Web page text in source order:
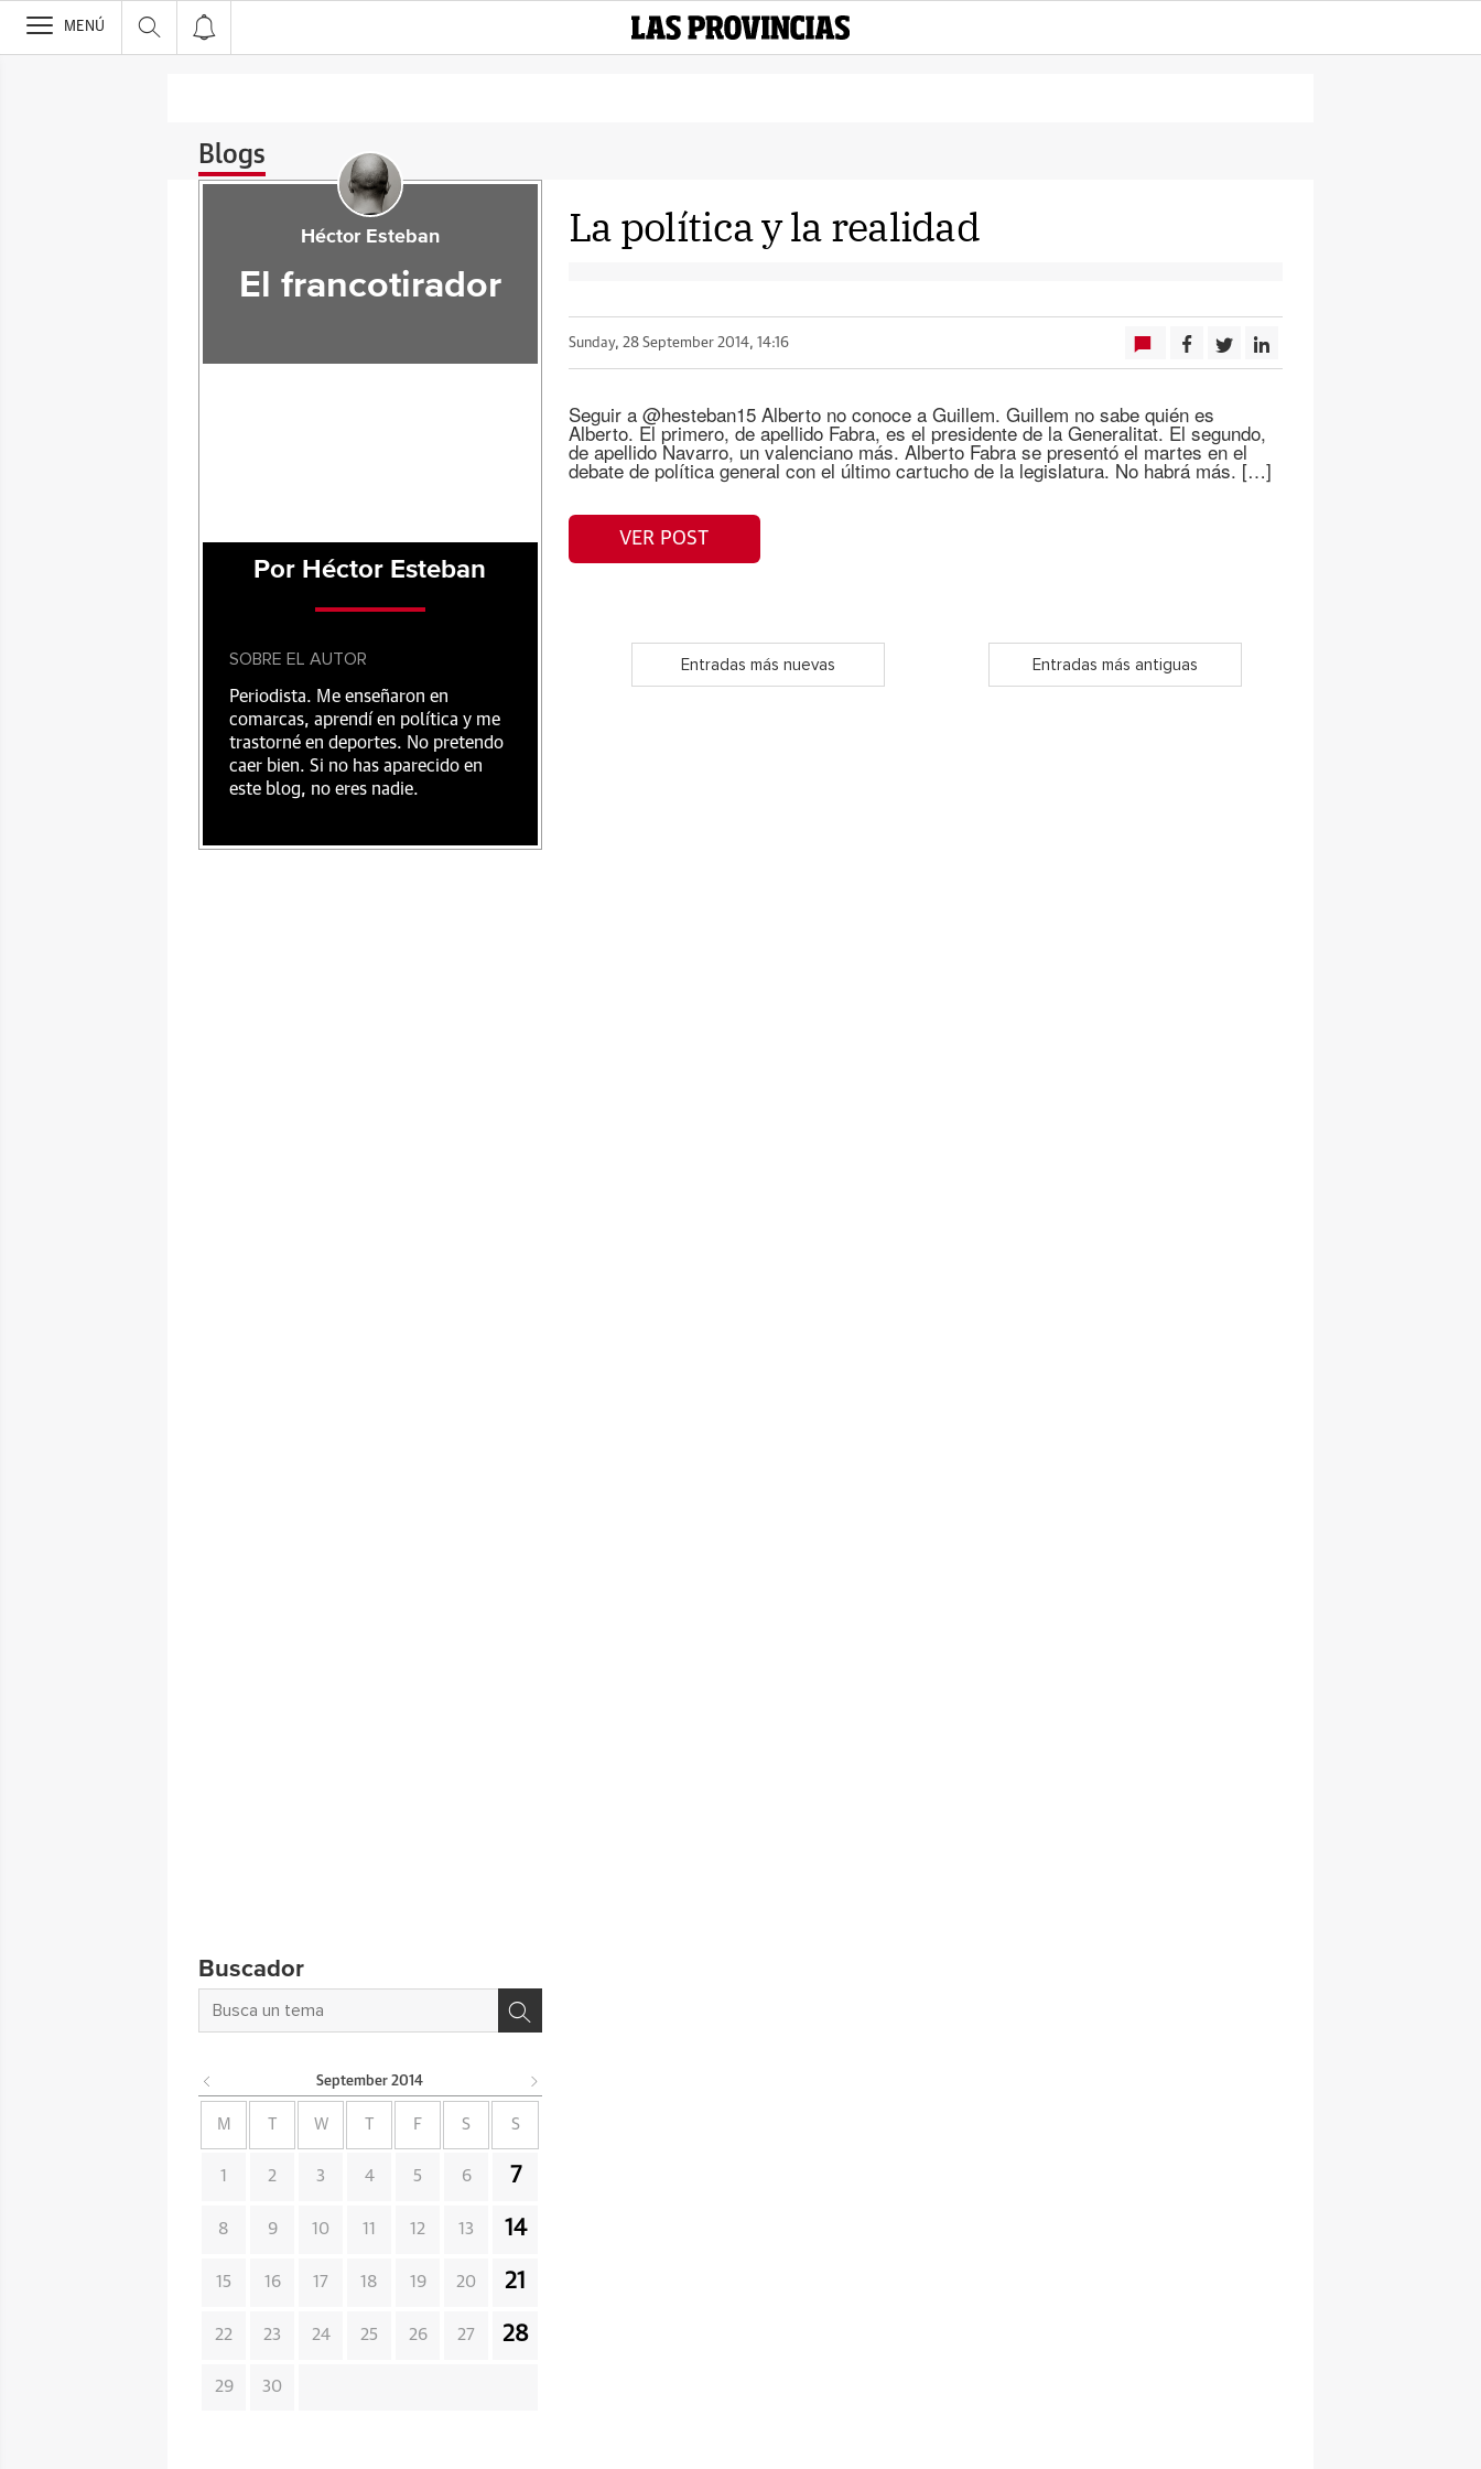
>
MENÚ
Blogs
La política y la realidad
Sunday, 28 September 2014, 14:16
Seguir a @hesteban15 Alberto no conoce a Guillem. Guillem no sabe quién es
Alberto. El primero, de apellido Fabra, es el presidente de la Generalitat. El segundo,
de apellido Navarro, un valenciano más. Alberto Fabra se presentó el martes en el
debate de política general con el último cartucho de la legislatura. No habrá más. […]
VER POST
Entradas más nuevas Entradas más antiguas
Héctor Esteban
El francotirador
Por Héctor Esteban
SOBRE EL AUTOR
Periodista. Me enseñaron en
comarcas, aprendí en política y me
trastorné en deportes. No pretendo
caer bien. Si no has aparecido en
este blog, no eres nadie.
Buscador
September 2014
M W F S S
1 2 3 4 5 6 7
8 9 10 11 12 13 14
15 16 17 18 19 20 21
22 23 24 25 26 27 28
29 30